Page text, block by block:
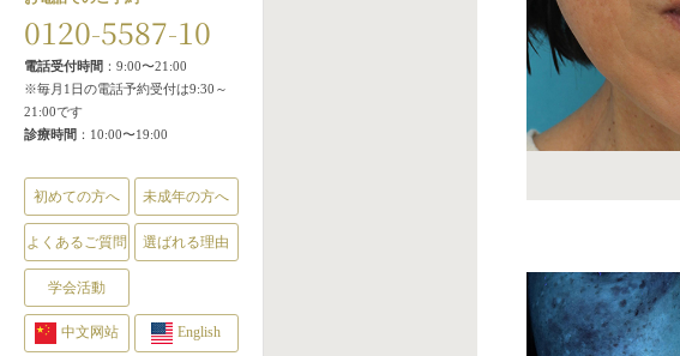
0120-5587-10
電話受付時間 ：9:00〜21:00
※毎月1日の電話予約受付は9:30～
21:00です
診療時間 ：10:00〜19:00
初めての方へ 未成年の方へ
よくあるご質問 選ばれる理由
学会活動
中文网站 English